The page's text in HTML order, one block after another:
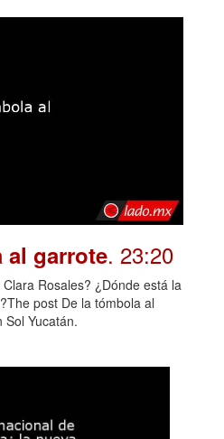
al garrote. 23:20
Rosales? ¿Dónde está la
post De la tómbola al
Yucatán.